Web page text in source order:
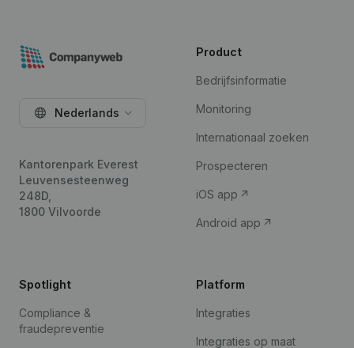
Nederlands
Kantorenpark Everest
Leuvensesteenweg
248D,
1800 Vilvoorde
Product
Bedrijfsinformatie
Monitoring
Internationaal zoeken
Prospecteren
iOS app
Android app
Spotlight
Compliance &
fraudepreventie
Platform
Integraties
Integraties op maat